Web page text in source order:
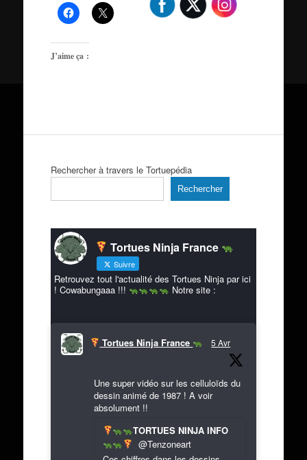
J’aime ça :
Rechercher à travers le Tortuepédia
Rechercher
Tortues Ninja France
Suivre
Retrouvez tout l'actualité des Tortues Ninja par ici
! Cowabungaaa !!!
Notre site :
Tortues Ninja France 5 Avr
Une super vidéo sur les celluloïds du
dessin animé de 1987 ! A voir
absolument !!
TORTUES NINJA INFO
@Tenzoneart